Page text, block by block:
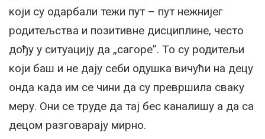
који су одарбали тежи пут – пут нежнијег
родитељства и позитивне дисциплине, често
дођу у ситуацију да „сагоре”. То су родитељи
који баш и не дају себи одушка вичући на децу
онда када им се чини да су превршила сваку
меру. Они се труде да тај бес каналишу а да са
децом разговарају мирно.